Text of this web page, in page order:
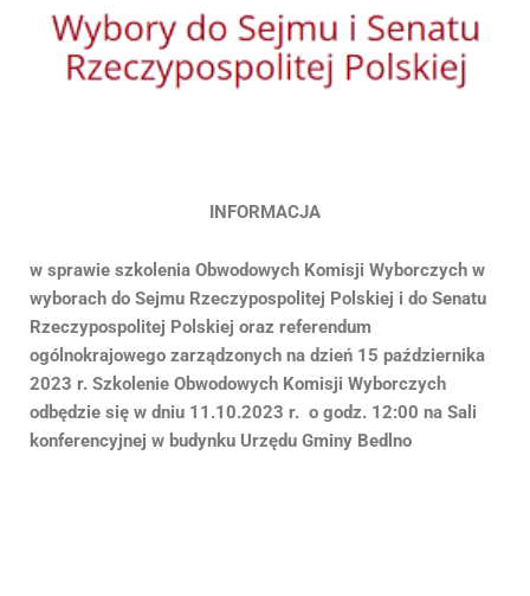
INFORMACJA
w sprawie szkolenia Obwodowych Komisji Wyborczych w
wyborach do Sejmu Rzeczypospolitej Polskiej i do Senatu
Rzeczypospolitej Polskiej oraz referendum
ogólnokrajowego zarządzonych na dzień 15 października
2023 r. Szkolenie Obwodowych Komisji Wyborczych
odbędzie się w dniu 11.10.2023 r. o godz. 12:00 na Sali
konferencyjnej w budynku Urzędu Gminy Bedlno